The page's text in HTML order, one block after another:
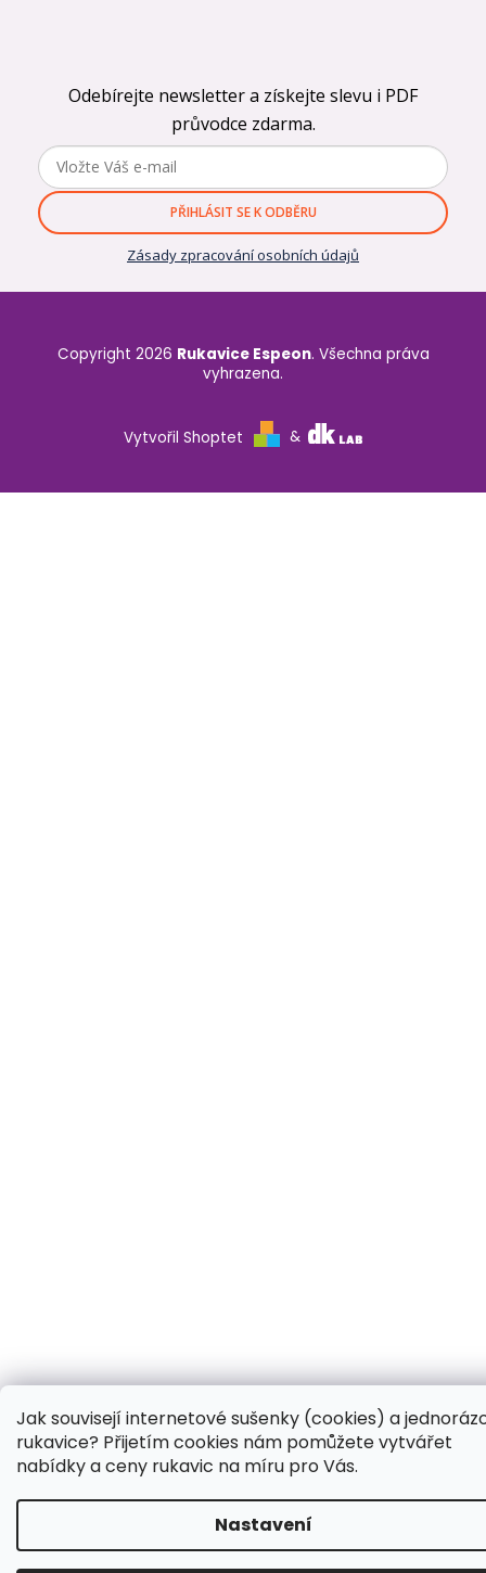
Jak souvisejí internetové sušenky (cookies) a
rukavice? Přijetím cookies nám pomůžete vytvářet
nabídky a ceny rukavic na míru pro Vás.
Nastavení
Odebírejte newsletter a získejte slevu i PDF
průvodce zdarma.
PŘIHLÁSIT SE K ODBĚRU
Zásady zpracování osobních údajů
Vytvořil Shoptet &
Copyright 2026 Rukavice Espeon. Všechna práva
vyhrazena.